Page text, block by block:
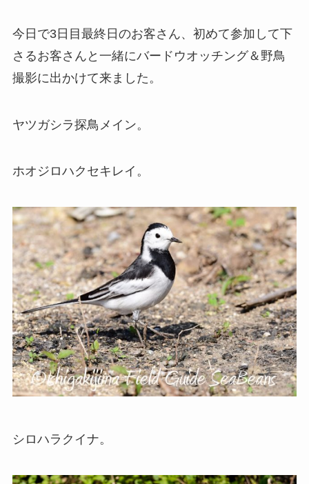
今日で3日目最終日のお客さん、初めて参加して下
さるお客さんと一緒にバードウオッチング＆野鳥
撮影に出かけて来ました。
ヤツガシラ探鳥メイン。
ホオジロハクセキレイ。
シロハラクイナ。